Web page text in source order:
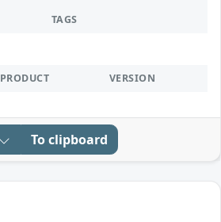
TAGS
PRODUCT VERSION
To clipboard